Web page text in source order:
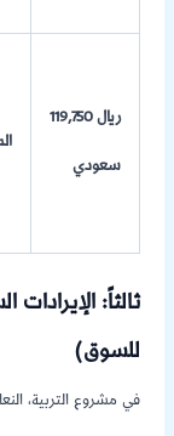
119,750 ريال
سعودي
ثالثاً:
للسوق)